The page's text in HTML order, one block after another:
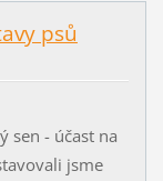
psů
sen - účast na
jsme